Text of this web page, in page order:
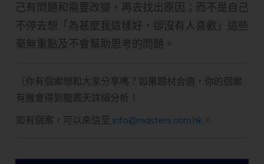
己有問題和需要改變，再去找出原因；而不是自己
不停去想「為甚麼我這樣好，卻沒有人喜歡」這些
毫無重點及不會幫助思考的問題。
（你有個案想和大家分享嗎？如果題材合適，你的個案
有機會得到龍震天詳細分析！
如有個案，可以來信至 info@masters.com.hk 。